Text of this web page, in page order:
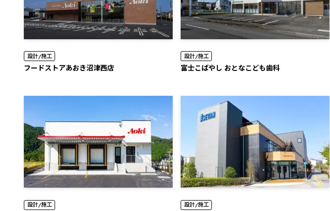
設計/施工
フードストアあおき沼津西店
設計/施工
富士こばやし おとなこども歯科
設計/施工 設計/施工